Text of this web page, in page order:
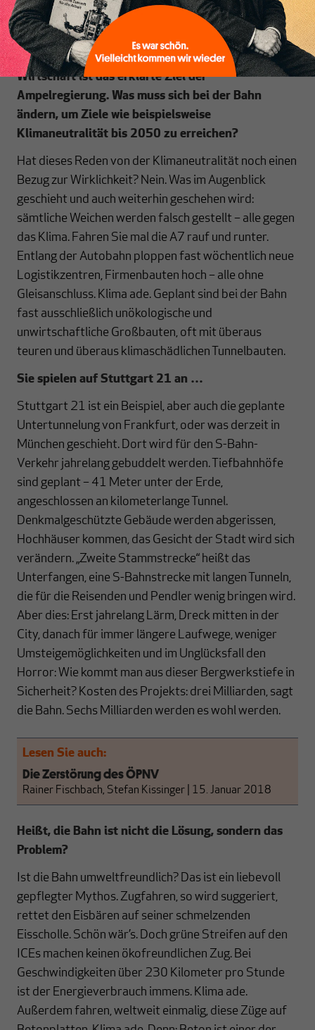
Prozent unserer Umsätze werden von jenseits der
Grenzen Deutschlands kommen.“
Eine sozial-ökologische Transformation der
Wirtschaft ist das erklärte Ziel der
Ampelregierung. Was muss sich bei der Bahn
ändern, um Ziele wie beispielsweise
Klimaneutralität bis 2050 zu erreichen?
Hat dieses Reden von der Klimaneutralität noch einen
Bezug zur Wirklichkeit? Nein. Was im Augenblick
geschieht und auch weiterhin geschehen wird:
sämtliche Weichen werden falsch gestellt – alle gegen
das Klima. Fahren Sie mal die A7 rauf und runter.
Entlang der Autobahn ploppen fast wöchentlich neue
Logistikzentren, Firmenbauten hoch – alle ohne
Gleisanschluss. Klima ade. Geplant sind bei der Bahn
fast ausschließlich unökologische und
unwirtschaftliche Großbauten, oft mit überaus
teuren und überaus klimaschädlichen Tunnelbauten.
Sie spielen auf Stuttgart 21 an …
Stuttgart 21 ist ein Beispiel, aber auch die geplante
Untertunnelung von Frankfurt, oder was derzeit in
München geschieht. Dort wird für den S-Bahn-
Verkehr jahrelang gebuddelt werden. Tiefbahnhöfe
sind geplant – 41 Meter unter der Erde,
angeschlossen an kilometerlange Tunnel.
Denkmalgeschützte Gebäude werden abgerissen,
Hochhäuser kommen, das Gesicht der Stadt wird sich
verändern. „Zweite Stammstrecke“ heißt das
Unterfangen, eine S-Bahnstrecke mit langen Tunneln,
die für die Reisenden und Pendler wenig bringen wird.
Aber dies: Erst jahrelang Lärm, Dreck mitten in der
City, danach für immer längere Laufwege, weniger
Umsteigemöglichkeiten und im Unglücksfall den
Horror: Wie kommt man aus dieser Bergwerkstiefe in
Sicherheit? Kosten des Projekts: drei Milliarden, sagt
die Bahn. Sechs Milliarden werden es wohl werden.
Lesen Sie auch:
Die Zerstörung des ÖPNV
Rainer Fischbach, Stefan Kissinger 15. Januar 2018
Heißt, die Bahn ist nicht die Lösung, sondern das
Problem?
Ist die Bahn umweltfreundlich? Das ist ein liebevoll
gepflegter Mythos. Zugfahren, so wird suggeriert,
rettet den Eisbären auf seiner schmelzenden
Eisscholle. Schön wär’s. Doch grüne Streifen auf den
ICEs machen keinen ökofreundlichen Zug. Bei
Geschwindigkeiten über 230 Kilometer pro Stunde
ist der Energieverbrauch immens. Klima ade.
Außerdem fahren, weltweit einmalig, diese Züge auf